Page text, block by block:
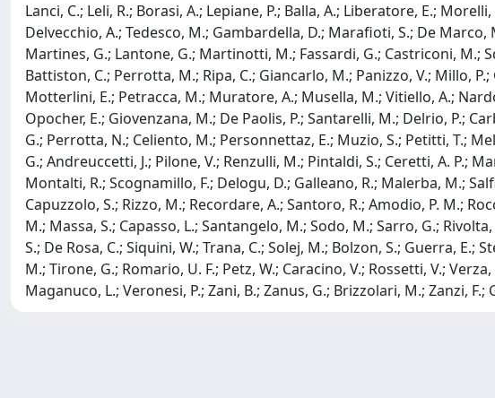
Lanci, C.; Leli, R.; Borasi, A.; Lepiane, P.; Balla, A.; Liberatore, E.;
Delvecchio, A.; Tedesco, M.; Gambardella, D.; Marafioti, S.; De
Martines, G.; Lantone, G.; Martinotti, M.; Fassardi, G.; Castriconi, M.;
Battiston, C.; Perrotta, M.; Ripa, C.; Giancarlo, M.; Panizzo, V.; Millo,
Motterlini, E.; Petracca, M.; Muratore, A.; Musella, M.; Vitiello, A.;
Opocher, E.; Giovenzana, M.; De Paolis, P.; Santarelli, M.; Delrio, P.;
G.; Perrotta, N.; Celiento, M.; Personnettaz, E.; Muzio, S.; Petitti, T.;
G.; Andreuccetti, J.; Pilone, V.; Renzulli, M.; Pintaldi, S.; Ceretti, A. P.;
Montalti, R.; Scognamillo, F.; Delogu, D.; Galleano, R.; Malerba, M.;
Capuzzolo, S.; Rizzo, M.; Recordare, A.; Santoro, R.; Amodio, P. M.;
M.; Massa, S.; Capasso, L.; Santangelo, M.; Sodo, M.; Sarro, G.;
S.; De Rosa, C.; Siquini, W.; Trana, C.; Solej, M.; Bolzon, S.; Guerra, E.;
M.; Tirone, G.; Romario, U. F.; Petz, W.; Caracino, V.; Rossetti, V.;
Maganuco, L.; Veronesi, P.; Zani, B.; Zanus, G.; Brizzolari, M.; Zanzi,